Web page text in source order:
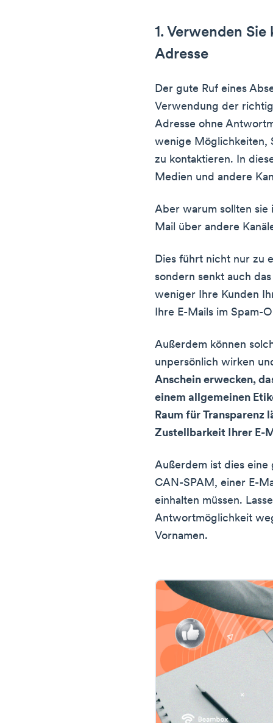
1. Verwenden
Adresse
Der gute Ruf eines
Verwendung der
Adresse ohne
wenige Möglichkeiten,
zu kontaktieren. In
Medien und andere
Aber warum sollten sie
Mail über andere
Dies führt nicht nur zu
sondern senkt auch
weniger Ihre Kunden
Ihre E-Mails im Spam-
Außerdem können
unpersönlich wirken
Anschein erwecken,
einem allgemeinen
Raum für Transparenz
Zustellbarkeit Ihrer E-
Außerdem ist dies
CAN-SPAM, einer E-
einhalten müssen.
Antwortmöglichkeit
Vornamen.